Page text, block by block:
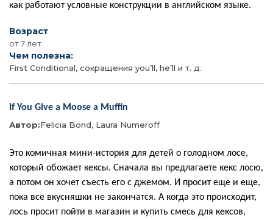
как работают условные конструкции в английском языке.
Возраст
от 7 лет
Чем полезна:
First Conditional, сокращения you’ll, he’ll и т. д.
If You Give a Moose a Muffin
Автор:Felicia Bond, Laura Numeroff
Это комичная мини-история для детей о голодном лосе,
который обожает кексы. Сначала вы предлагаете кекс лосю,
а потом он хочет съесть его с джемом. И просит еще и еще,
пока все вкусняшки не закончатся. А когда это происходит,
лось просит пойти в магазин и купить смесь для кексов,